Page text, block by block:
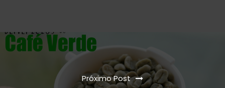
Próximo Post